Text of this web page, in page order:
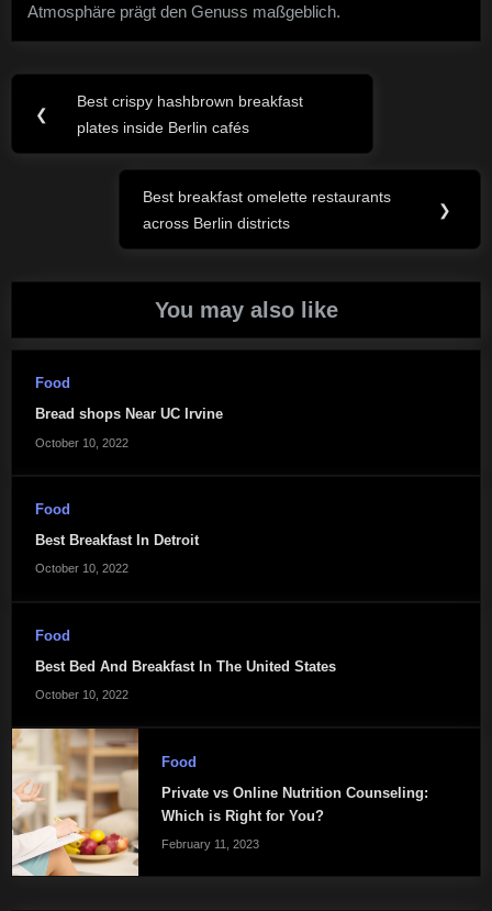
Atmosphäre prägt den Genuss maßgeblich.
Post
navigation
❮
Previous
Post:
Best crispy hashbrown breakfast
plates inside Berlin cafés
Next
Post:
Best breakfast omelette restaurants
across Berlin districts
❯
You may also like
Food
Bread shops Near UC Irvine
October 10, 2022
Food
Best Breakfast In Detroit
October 10, 2022
Food
Best Bed And Breakfast In The United States
October 10, 2022
Food
Private vs Online Nutrition Counseling:
Which is Right for You?
February 11, 2023